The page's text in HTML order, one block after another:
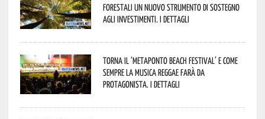
forestali un nuovo strumento di sostegno
agli investimenti. I dettagli
Torna il ‘Metaponto beach festival’ e come
sempre la musica reggae farà da
protagonista. I dettagli